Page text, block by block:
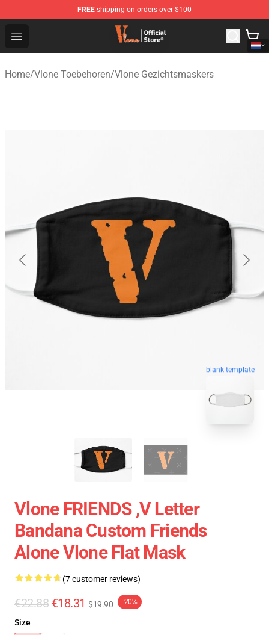
FREE shipping on orders over $100
Open menu
Vlone Shop - Official Vlone Merchandise Store
Home/Vlone Toebehoren/Vlone Gezichtsmaskers
blank template
Vlone FRIENDS ,V Letter
Bandana Custom Friends
Alone Vlone Flat Mask
(7 customer reviews)
€22.88 €18.31 $19.90 -20%
Size